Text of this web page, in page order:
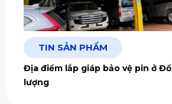
TIN SẢN PHẨM
Địa điểm lắp giáp bảo vệ pin ở
lượng